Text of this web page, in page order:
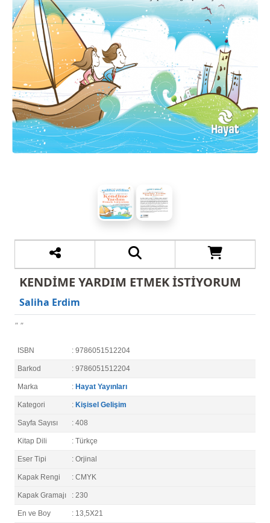
KENDİME YARDIM ETMEK İSTİYORUM
Saliha Erdim
" "
ISBN : 9786051512204
Barkod : 9786051512204
Marka : Hayat Yayınları
Kategori : Kişisel Gelişim
Sayfa Sayısı : 408
Kitap Dili : Türkçe
Eser Tipi : Orjinal
Kapak Rengi : CMYK
Kapak Gramajı : 230
En ve Boy : 13,5X21